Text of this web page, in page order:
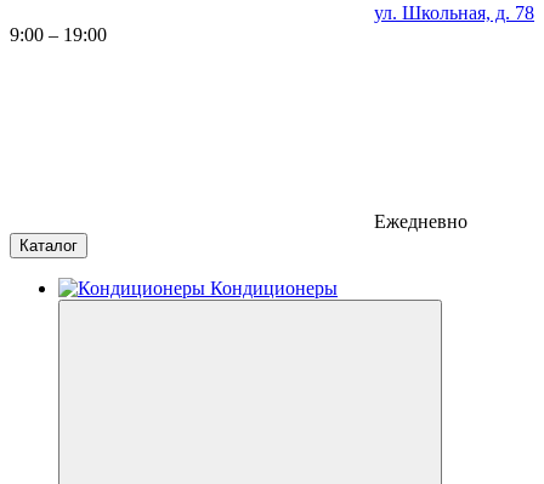
ул. Школьная, д. 78
9:00 – 19:00
Ежедневно
Каталог
Кондиционеры